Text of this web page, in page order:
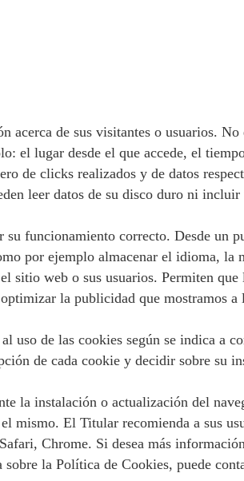
acerca de sus visitantes o usuarios.
el lugar desde el que accede, el
de clicks realizados y de datos
leer datos de su disco duro ni incluir
funcionamiento correcto. Desde un
por ejemplo almacenar el idioma, la
sitio web o sus usuarios. Permiten que
la publicidad que mostramos
uso de las cookies según se indica a
de cada cookie y decidir sobre su
la instalación o actualización del
mismo. El Titular recomienda a sus
Chrome. Si desea más
la Política de Cookies, puede